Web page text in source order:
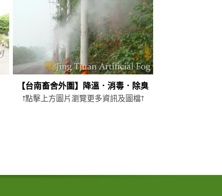
【台南畜舍外圍】降溫．消毒．除臭
↑點擊上方圖片瀏覽更多資訊及圖檔↑